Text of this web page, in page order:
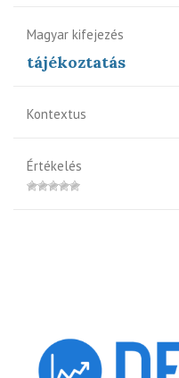
Magyar kifejezés
tájékoztatás
Kontextus
Értékelés